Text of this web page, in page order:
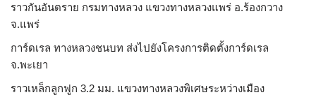
ราวกันอันตราย กรมทางหลวง แขวงทางหลวงแพร่ อ.ร้องกวาง
จ.แพร่
การ์ดเรล ทางหลวงชนบท ส่งไปยังโครงการติดตั้งการ์ดเรล
จ.พะเยา
ราวเหล็กลูกฟูก 3.2 มม. แขวงทางหลวงพิเศษระหว่างเมือง